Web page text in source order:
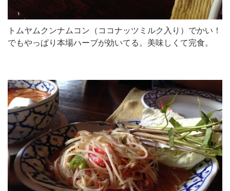
トムヤムクンナムコン（ココナッツミルク入り）でかい！
でもやっぱり本場ハーブが効いてる。美味しくて完食。